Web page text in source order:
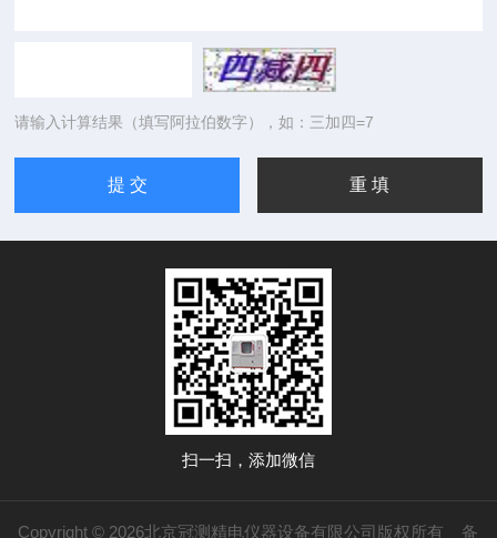
请输入计算结果（填写阿拉伯数字），如：三加四=7
扫一扫，添加微信
Copyright © 2026北京冠测精电仪器设备有限公司版权所有 备